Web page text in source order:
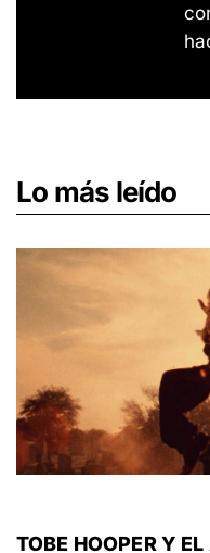
Lo más leído
TOBE HOOPER Y